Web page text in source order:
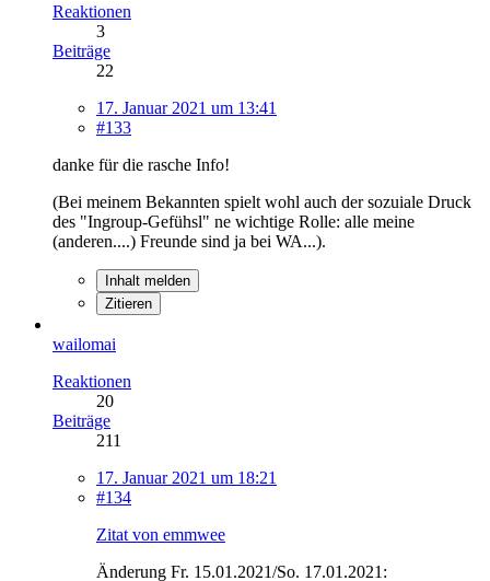
Reaktionen
3
Beiträge
22
17. Januar 2021 um 13:41
#133
danke für die rasche Info!
(Bei meinem Bekannten spielt wohl auch der sozuiale Druck
des "Ingroup-Gefühsl" ne wichtige Rolle: alle meine
(anderen....) Freunde sind ja bei WA...).
Inhalt melden
Zitieren
wailomai
Reaktionen
20
Beiträge
211
17. Januar 2021 um 18:21
#134
Zitat von emmwee
Änderung Fr. 15.01.2021/So. 17.01.2021: